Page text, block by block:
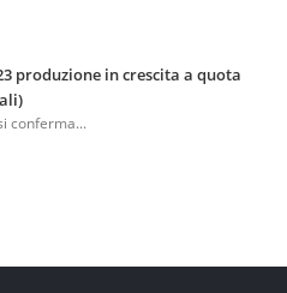
produzione in crescita a quota
conferma...